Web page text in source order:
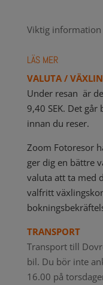
Viktig
LÄS MER
VALUTA /
Under resan är
9,40 SEK. Det
innan du reser.
Zoom Fotoresor
ger dig en bättre
valuta att ta med
valfritt
TRANSPORT
Transport till
bil. Du bör inte
16.00 på